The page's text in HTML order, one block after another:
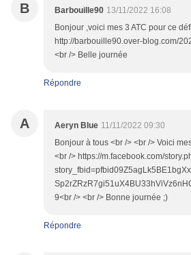
B Barbouille90 13/11/2022 16:08
Bonjour ,voici mes 3 ATC pour ce
http://barbouille90.over-blog.com/
<br /> Belle journée
Répondre
A Aeryn Blue 11/11/2022 09:30
Bonjour à tous <br /> <br /> Voici
<br /> https://m.facebook.com/
9<br /> <br /> Bonne journée ;)
Répondre